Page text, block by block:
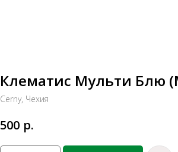
Клематис Мульти Блю
Cerny, Чехия
500 р.